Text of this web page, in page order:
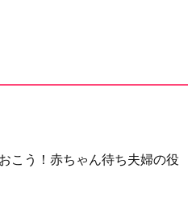
こう！赤ちゃん待ち夫婦の役